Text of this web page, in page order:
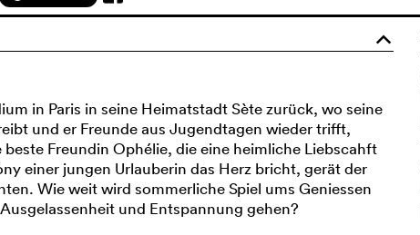
o
in Paris in seine Heimatstadt Sète zurück, wo seine
und er Freunde aus Jugendtagen wieder trifft,
Freundin Ophélie, die eine heimliche Liebscahft
einer jungen Urlauberin das Herz bricht, gerät der
Wie weit wird sommerliche Spiel ums Geniessen
und Entspannung gehen?